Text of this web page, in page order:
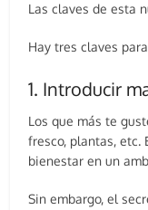
Las claves de esta
Hay tres claves
1. Introducir
Los que más te
fresco, plantas, etc.
bienestar en un
Sin embargo, el